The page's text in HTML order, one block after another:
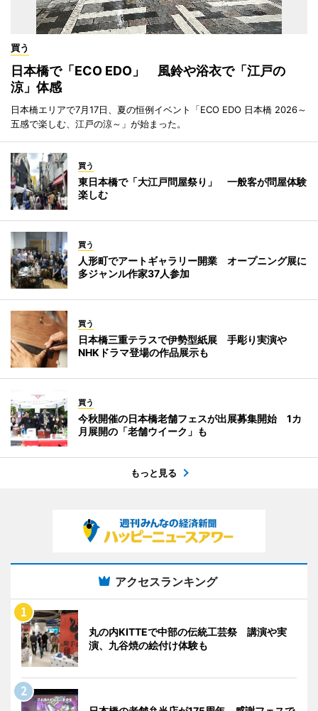
買う
日本橋で「ECO EDO」 風鈴や浴衣で「江戸の
涼」体感
日本橋エリアで7月17日、夏の恒例イベント「ECO EDO 日本橋 2026～
五感で楽しむ、江戸の涼～」が始まった。
買う
東日本橋で「大江戸問屋祭り」 一般客が問屋体験
楽しむ
買う
人形町でアートギャラリー開業 オープニング展に
多ジャンル作家37人参加
買う
日本橋三重テラスで伊勢型紙展 手彫り実演や
NHKドラマ登場の作品展示も
買う
今秋開催の日本橋老舗フェスが出展募集開始 1カ
月展開の「老舗ウイーク」も
もっと見る
アクセスランキング
丸の内KITTEで中部の伝統工芸祭 講演や実
演、九谷焼の絵付け体験も